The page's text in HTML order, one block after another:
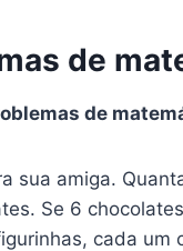
de
de
sua amiga.
Se 6
cada